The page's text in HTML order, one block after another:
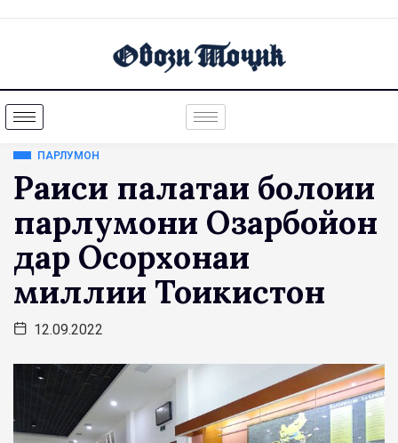
ПАРЛУМОН
Раиси палатаи болоии
парлумони Озарбойҷон
дар Осорхонаи
миллии Тоҷикистон
12.09.2022